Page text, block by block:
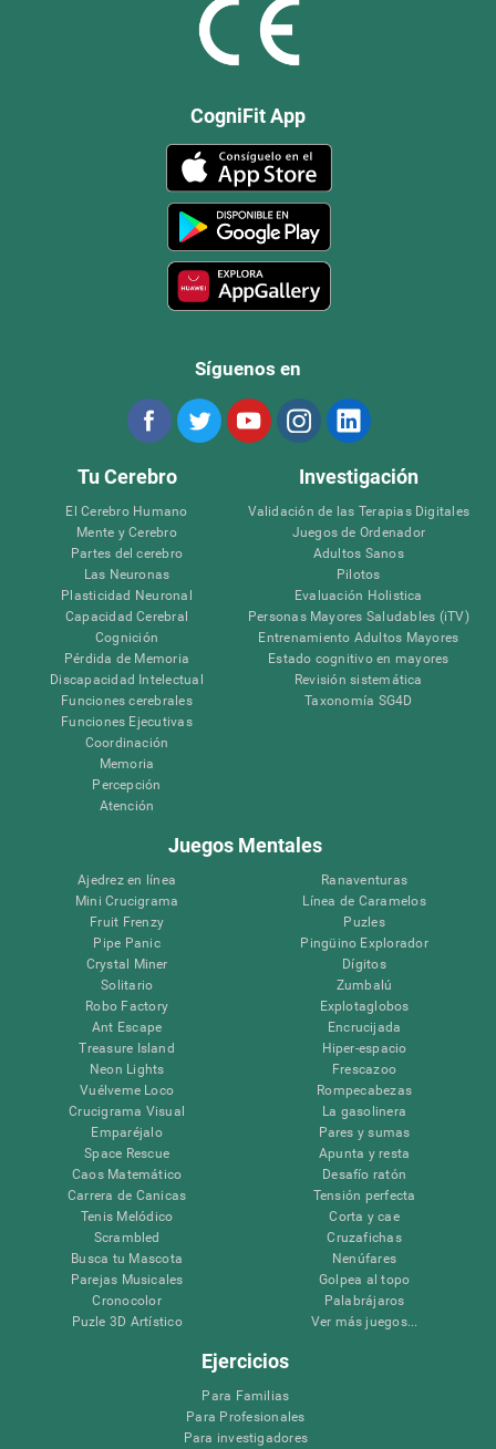
CogniFit App
Síguenos en
Tu Cerebro
El Cerebro Humano
Mente y Cerebro
Partes del cerebro
Las Neuronas
Plasticidad Neuronal
Capacidad Cerebral
Cognición
Pérdida de Memoria
Discapacidad Intelectual
Funciones cerebrales
Funciones Ejecutivas
Coordinación
Memoria
Percepción
Atención
Investigación
Validación de las Terapias Digitales
Juegos de Ordenador
Adultos Sanos
Pilotos
Evaluación Holistica
Personas Mayores Saludables (iTV)
Entrenamiento Adultos Mayores
Estado cognitivo en mayores
Revisión sistemática
Taxonomía SG4D
Juegos Mentales
Ajedrez en línea
Mini Crucigrama
Fruit Frenzy
Pipe Panic
Crystal Miner
Solitario
Robo Factory
Ant Escape
Treasure Island
Neon Lights
Vuélveme Loco
Crucigrama Visual
Emparéjalo
Space Rescue
Caos Matemático
Carrera de Canicas
Tenis Melódico
Scrambled
Busca tu Mascota
Parejas Musicales
Cronocolor
Puzle 3D Artístico
Ranaventuras
Línea de Caramelos
Puzles
Pingüino Explorador
Dígitos
Zumbalú
Explotaglobos
Encrucijada
Hiper-espacio
Frescazoo
Rompecabezas
La gasolinera
Pares y sumas
Apunta y resta
Desafío ratón
Tensión perfecta
Corta y cae
Cruzafichas
Nenúfares
Golpea al topo
Palabrájaros
Ver más juegos...
Ejercicios
Para Familias
Para Profesionales
Para investigadores